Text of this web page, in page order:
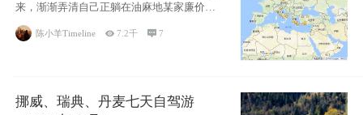
来，渐渐弄清自己正躺在油麻地某家廉价宾
馆
陈小羊Timeline 7.2千 7
挪威、瑞典、丹麦七天自驾游